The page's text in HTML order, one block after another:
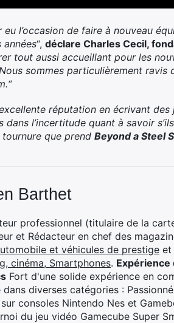
eu l’occasion de faire à nouveau
“, déclare Charles Cecil,
tout aussi accueillant pour les
sommes particulièrement ravis
“
réputation en écrivant
dans l’incertitude quant à savoir
que prend Beyond a Steel
Barthet
professionnel (titulaire de la
et Rédacteur en chef des
et véhicules de prestige et
cinéma, Smartphones. Expérience
Fort d'une solide expérience en
dans diverses catégories :
consoles Nintendo Nes et
du jeu vidéo Gamecube Super